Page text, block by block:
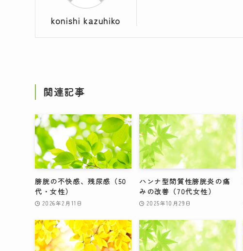
konishi kazuhiko
関連記事
膀胱の不快感、残尿感（50
代・女性）
2026年2月11日
ハンナ型間質性膀胱炎の痛
みの改善（70代女性）
2025年10月29日